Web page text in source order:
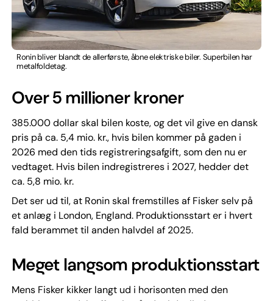
Ronin bliver blandt de allerførste, åbne elektriske biler. Superbilen har
metalfoldetag.
Over 5 millioner kroner
385.000 dollar skal bilen koste, og det vil give en dansk
pris på ca. 5,4 mio. kr., hvis bilen kommer på gaden i
2026 med den tids registreringsafgift, som den nu er
vedtaget. Hvis bilen indregistreres i 2027, hedder det
ca. 5,8 mio. kr.
Det ser ud til, at Ronin skal fremstilles af Fisker selv på
et anlæg i London, England. Produktionsstart er i hvert
fald berammet til anden halvdel af 2025.
Meget langsom produktionsstart
Mens Fisker kikker langt ud i horisonten med den